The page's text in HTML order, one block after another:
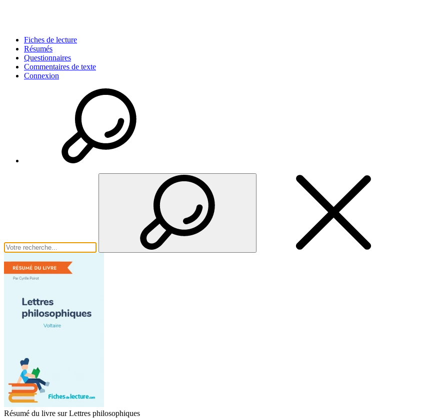
Fiches de lecture
Résumés
Questionnaires
Commentaires de texte
Connexion
Résumé du livre sur Lettres philosophiques